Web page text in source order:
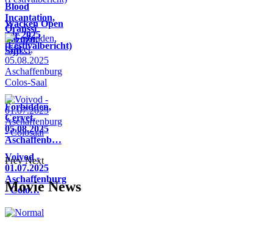
Blood
Incantation,
Oranssi
Pazuzu,
Sijji…
Wacken Open
Air 2025
(Festivalbericht)
Forbidden,
Cervet,
05.08.2025
Aschaffenb…
Voivod -
01.07.2025
Aschaffenburg
- Colo…
Prev Next
Movie News